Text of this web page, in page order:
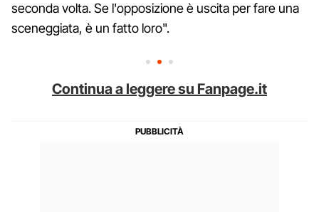
seconda volta. Se l'opposizione è uscita per fare una
sceneggiata, è un fatto loro".
Continua a leggere su Fanpage.it